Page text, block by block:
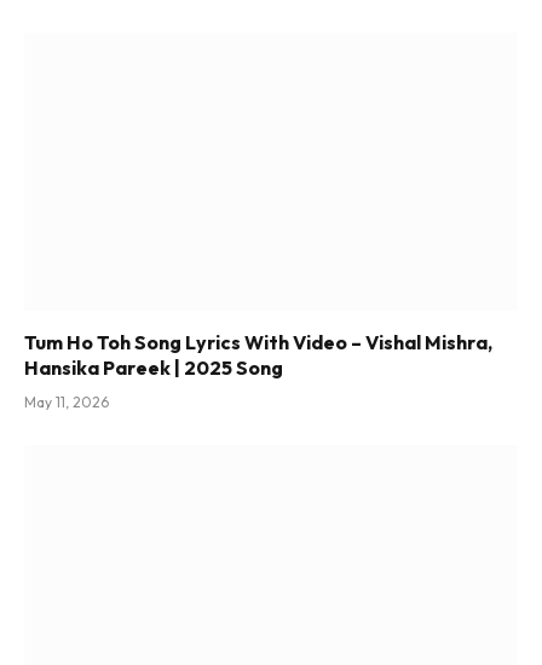
Tum Ho Toh Song Lyrics With Video – Vishal Mishra,
Hansika Pareek | 2025 Song
May 11, 2026